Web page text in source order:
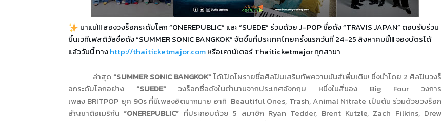
มาแน่!!! สองวงร็อกระดับโลก “ONEREPUBLIC” และ “SUEDE” ร่วมด้วย J-POP ชื่อดัง “TRAVIS JAPAN” ตอบรับร่วม
ขึ้นเวทีเฟสติวัลชื่อดัง “SUMMER SONIC BANGKOK” จัดขึ้นที่ประเทศไทยครั้งแรกวันที่ 24-25 สิงหาคมนี้!!! จองบัตรได้
แล้ววันนี้ ทางhttp://thaiticketmajor.comหรือเคาน์เตอร์ Thaiticketmajor ทุกสาขา
ล่าสุด “SUMMER SONIC BANGKOK”ได้เปิดโผรายชื่อศิลปินเสริมทัพความมันส์เพิ่มเติม! ซึ่งนำโดย 2 ศิลปินวงร็
อกระดับโลกอย่าง
“SUEDE” วงร็อกชื่อดังในตำนานจากประเทศอังกฤษ หนึ่งในสี่ของ Big Four วงการ
เพลง BRITPOP ยุค 90s ที่มีเพลงฮิตมากมาย อาทิ Beautiful Ones, Trash, Animal Nitrate เป็นต้น ร่วมด้วยวงร็อก
สัญชาติอเมริกัน“ONEREPUBLIC” ที่ประกอบด้วย 5 สมาชิก Ryan Tedder, Brent Kutzle, Zach Filkins, Drew